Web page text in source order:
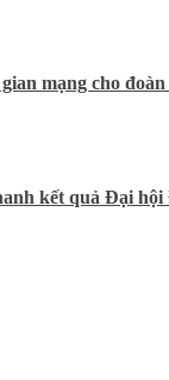
mạng cho
kết quả Đại